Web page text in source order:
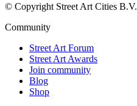
© Copyright Street Art Cities B.V.
Community
Street Art Forum
Street Art Awards
Join community
Blog
Shop